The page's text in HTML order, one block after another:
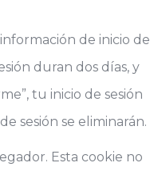
de inicio de
duran dos días, y
tu inicio de sesión
sesión se eliminarán.
Esta cookie no